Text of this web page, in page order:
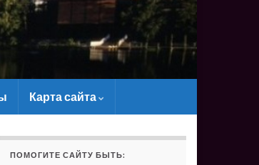
Карта сайта
ПОМОГИТЕ САЙТУ БЫТЬ: